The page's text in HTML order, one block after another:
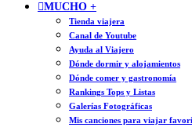
MUCHO +
Tienda viajera
Canal de Youtube
Ayuda al Viajero
Dónde dormir y alojamientos
Dónde comer y gastronomía
Rankings Tops y Listas
Galerías Fotográficas
Mis canciones para viajar